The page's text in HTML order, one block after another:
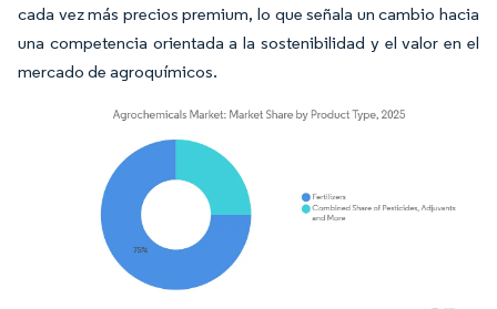
cada vez más precios premium, lo que señala un cambio hacia
una competencia orientada a la sostenibilidad y el valor en el
mercado de agroquímicos.